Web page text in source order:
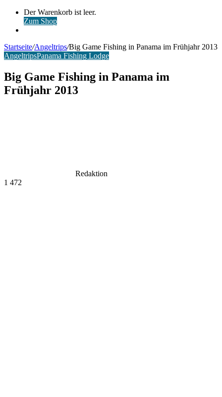
Warenkorb
ansehen
Der Warenkorb ist leer.
Zum Shop
Startseite/Angeltrips/Big Game Fishing in Panama im Frühjahr 2013
AngeltripsPanama Fishing Lodge
Big Game Fishing in Panama im
Frühjahr 2013
Redaktion
1 472